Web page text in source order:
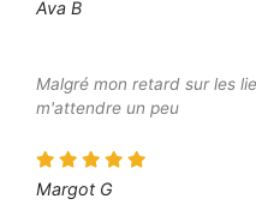
Ava B
Malgré mon retard sur les
m'attendre un peu
Margot G